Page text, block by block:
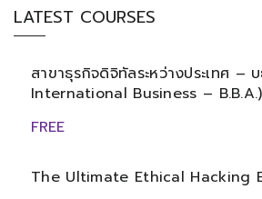
LATEST COURSES
สาขาธุรกิจดิจิทัลระหว่างประเทศ –
International Business – B.B.A.)
FREE
The Ultimate Ethical Hacking